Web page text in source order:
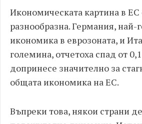
Икономическата картина в ЕС
разнообразна. Германия, най-
икономика в еврозоната, и
големина, отчетоха спад от
допринесе значително за
общата икономика на ЕС.
Въпреки това, някои страни